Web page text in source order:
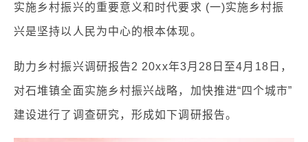
实施乡村振兴的重要意义和时代要求 (一)实施乡村振
兴是坚持以人民为中心的根本体现。
助力乡村振兴调研报告2 20xx年3月28日至4月18日，
对石堆镇全面实施乡村振兴战略，加快推进“四个城市”
建设进行了调查研究，形成如下调研报告。